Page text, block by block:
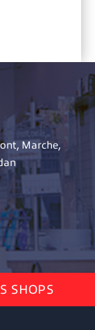
Marche,
SHOPS